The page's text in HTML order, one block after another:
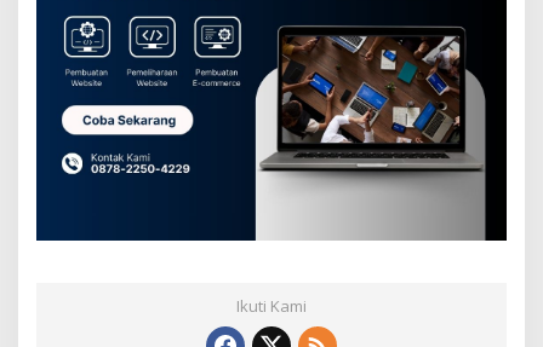
Ikuti Kami